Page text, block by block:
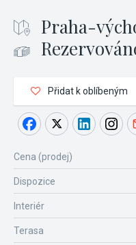
Praha-
Přidat k oblíbeným
Cena (prodej)
Dispozice
Interiér
Terasa